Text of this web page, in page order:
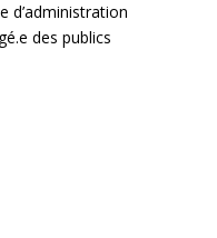
d’administration
des publics